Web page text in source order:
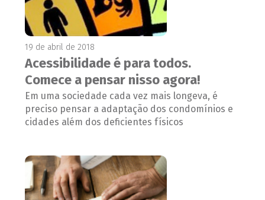
19 de abril de 2018
Acessibilidade é para todos.
Comece a pensar nisso agora!
Em uma sociedade cada vez mais longeva, é
preciso pensar a adaptação dos condomínios e
cidades além dos deficientes físicos